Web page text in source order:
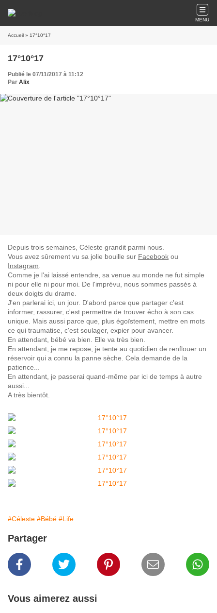
MENU
Accueil » 17°10°17
17°10°17
Publié le 07/11/2017 à 11:12
Par Alix
Depuis trois semaines, Céleste grandit parmi nous.
Vous avez sûrement vu sa jolie bouille sur Facebook ou
Instagram
Comme je l'ai laissé entendre, sa venue au monde ne fut simple
ni pour elle ni pour moi. De l'imprévu, nous sommes passés à
deux doigts du drame.
J'en parlerai ici, un jour. D'abord parce que partager c'est
informer, rassurer, c'est permettre de trouver écho à son cas
unique. Mais aussi parce que, plus égoïstement, mettre en mots
ce qui traumatise, c'est soulager, expier pour avancer.
En attendant, bébé va bien. Elle va très bien.
En attendant, je me repose, je tente au quotidien de renflouer un
réservoir qui a connu la panne sèche. Cela demande de la
patience...
En attendant, je passerai quand-même par ici de temps à autre
aussi...
A très bientôt.
#Céleste #Bébé #Life
Partager
Vous aimerez aussi